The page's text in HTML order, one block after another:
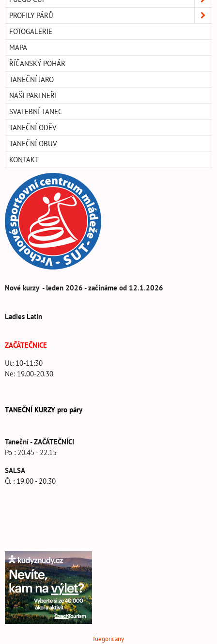
PROFILY PÁRŮ
FOTOGALERIE
MAPA
ŘÍČANSKÝ POHÁR
TANEČNÍ JARO
NAŠI PARTNEŘI
SVATEBNÍ TANEC
TANEČNÍ ODĚV
TANEČNÍ OBUV
KONTAKT
Nové kurzy - leden 2026 - začínáme od 12.1.2026
Ladies Latin
ZAČÁTEČNICE
Ut: 10-11:30
Ne: 19.00-20.30
TANEČNÍ KURZY pro páry
Taneční - ZAČÁTEČNÍCI
Po : 20.45 - 22.15
SALSA
Čt : 19.00 - 20.30
fuegoricany